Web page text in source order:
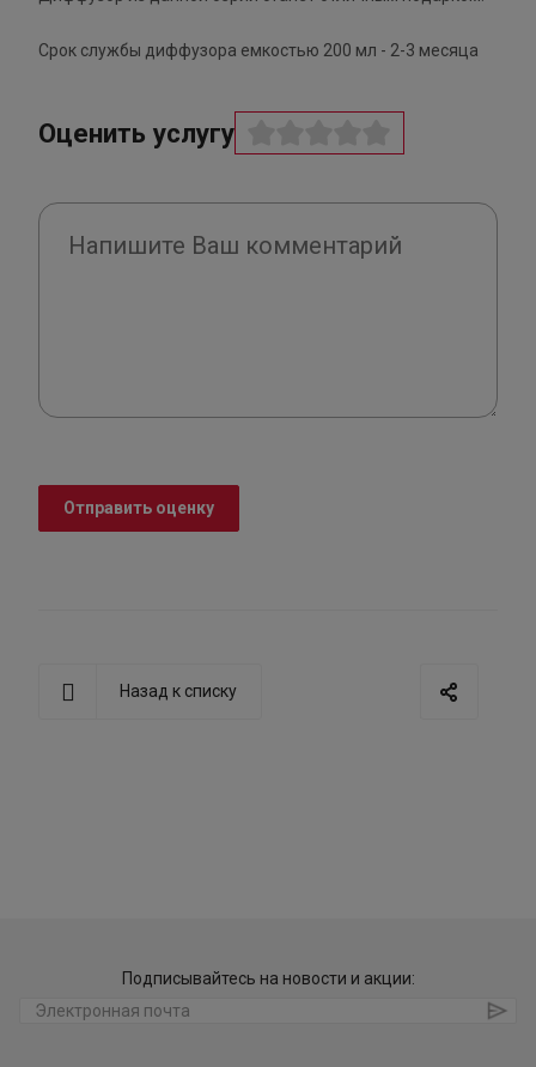
Срок службы диффузора емкостью 200 мл - 2-3 месяца
Оценить услугу
Отправить оценку
Назад к списку
Подписывайтесь на новости и акции: